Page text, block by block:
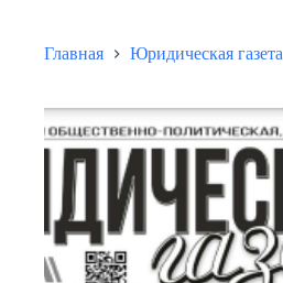
Главная Юридическая газета